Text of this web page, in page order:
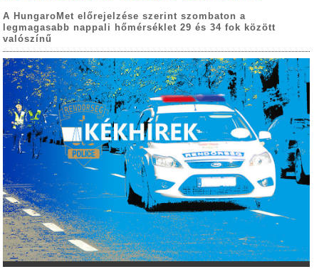
A HungaroMet előrejelzése szerint szombaton a
legmagasabb nappali hőmérséklet 29 és 34 fok között
valószínű